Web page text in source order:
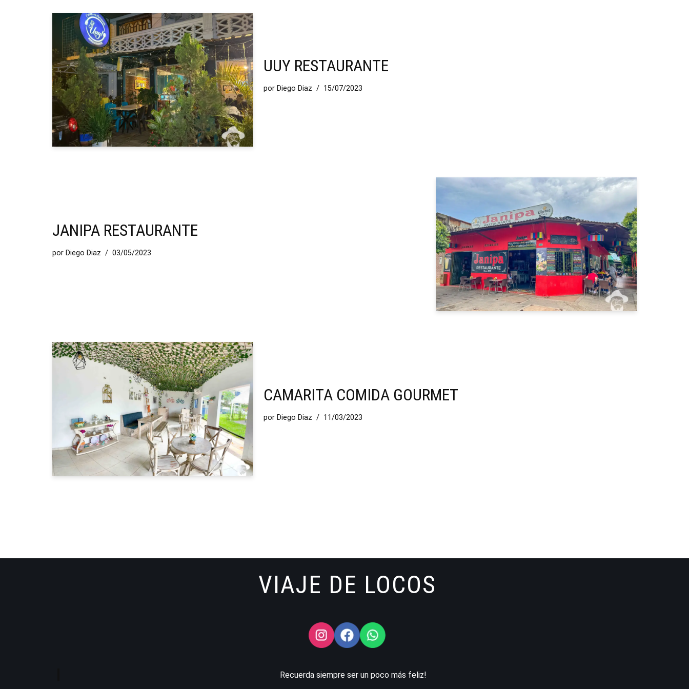
UUY RESTAURANTE
por Diego Diaz 15/07/2023
JANIPA RESTAURANTE
por Diego Diaz 03/05/2023
CAMARITA COMIDA GOURMET
por Diego Diaz 11/03/2023
VIAJE DE LOCOS
Recuerda siempre ser un poco más feliz!